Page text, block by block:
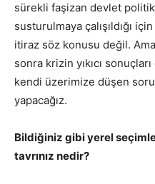
sürekli faşizan devlet
susturulmaya çalışıldığı
itiraz söz konusu değil.
sonra krizin yıkıcı
kendi üzerimize düşen
yapacağız.
Bildiğiniz gibi yerel
tavrınız nedir?